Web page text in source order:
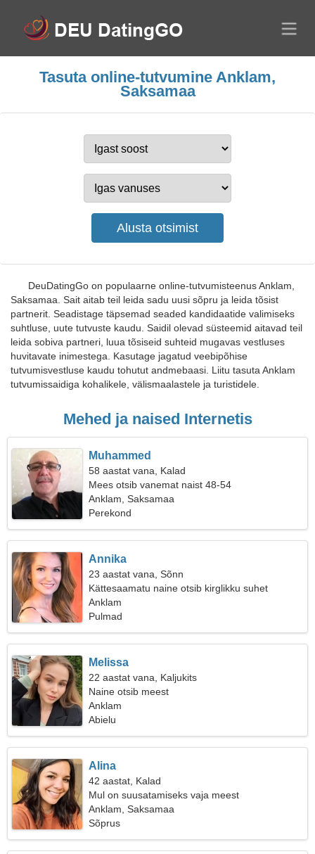
Tasuta online-tutvumine Anklam,
Saksamaa
DeuDatingGo on populaarne online-tutvumisteenus Anklam,
Saksamaa. Sait aitab teil leida sadu uusi sõpru ja leida tõsist
partnerit. Seadistage täpsemad seaded kandidaatide valimiseks
suhtluse, uute tutvuste kaudu. Saidil olevad süsteemid aitavad teil
leida sobiva partneri, luua tõsiseid suhteid mugavas vestluses
huvitavate inimestega. Kasutage jagatud veebipõhise
tutvumisvestluse kaudu tohutut andmebaasi. Liitu tasuta Anklam
tutvumissaidiga kohalikele, välismaalastele ja turistidele.
Mehed ja naised Internetis
Muhammed
58 aastat vana, Kalad
Mees otsib vanemat naist 48-54
Anklam, Saksamaa
Perekond
Annika
23 aastat vana, Sõnn
Kättesaamatu naine otsib kirglikku suhet
Anklam
Pulmad
Melissa
22 aastat vana, Kaljukits
Naine otsib meest
Anklam
Abielu
Alina
42 aastat, Kalad
Mul on suusatamiseks vaja meest
Anklam, Saksamaa
Sõprus